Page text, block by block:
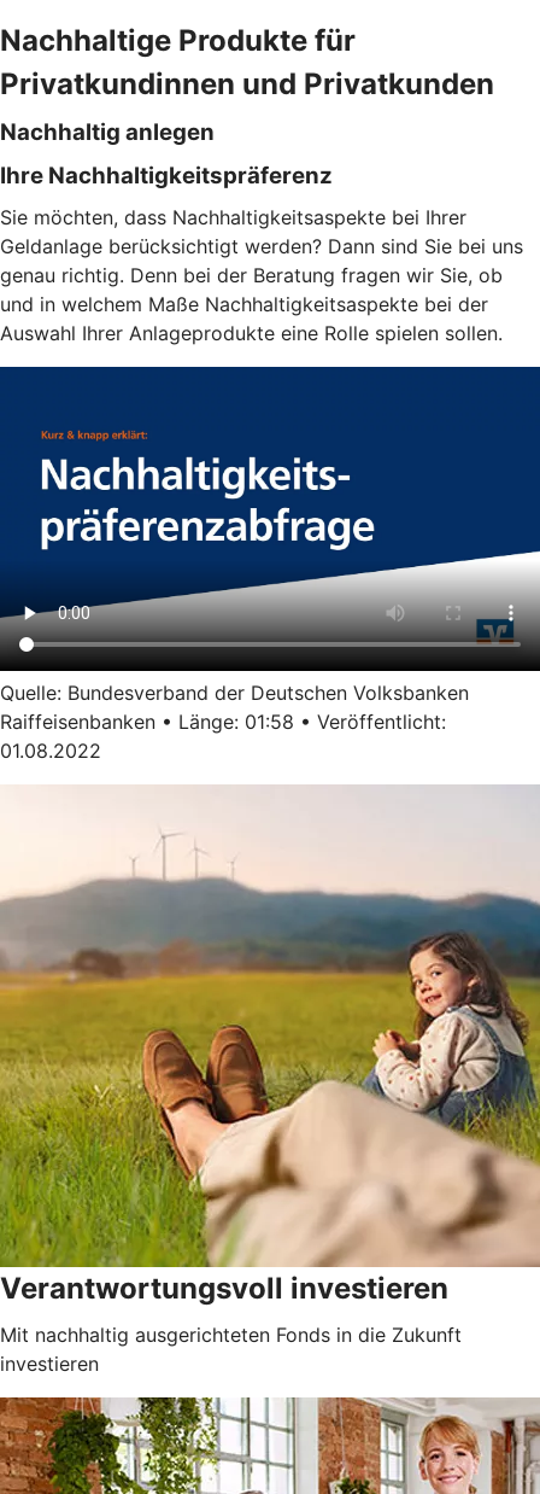
Nachhaltige Produkte für
Privatkundinnen und Privatkunden
Nachhaltig anlegen
Ihre Nachhaltigkeitspräferenz
Sie möchten, dass Nachhaltigkeitsaspekte bei Ihrer
Geldanlage berücksichtigt werden? Dann sind Sie bei uns
genau richtig. Denn bei der Beratung fragen wir Sie, ob
und in welchem Maße Nachhaltigkeitsaspekte bei der
Auswahl Ihrer Anlageprodukte eine Rolle spielen sollen.
Quelle: Bundesverband der Deutschen Volksbanken
Raiffeisenbanken • Länge: 01:58 • Veröffentlicht:
01.08.2022
Verantwortungsvoll investieren
Mit nachhaltig ausgerichteten Fonds in die Zukunft
investieren